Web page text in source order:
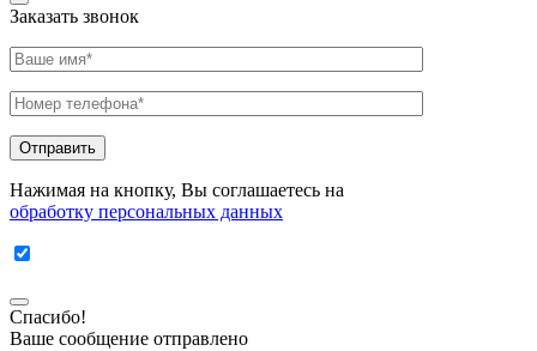
Заказать звонок
Отправить
Нажимая на кнопку, Вы соглашаетесь на
обработку персональных данных
Спасибо!
Ваше сообщение отправлено